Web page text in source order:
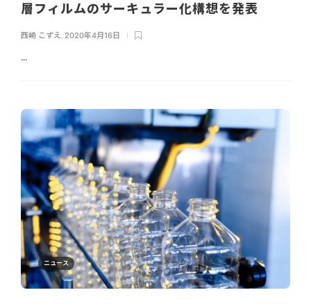
層フィルムのサーキュラー化構想を発表
西崎 こずえ, 2020年4月16日
...
ニュース